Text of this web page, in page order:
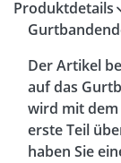
Produktdetails
Der Artikel
auf das
wird mit
erste Teil
haben Sie